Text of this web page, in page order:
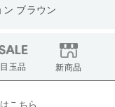
ン ブラウン
目玉品 新商品
こちら